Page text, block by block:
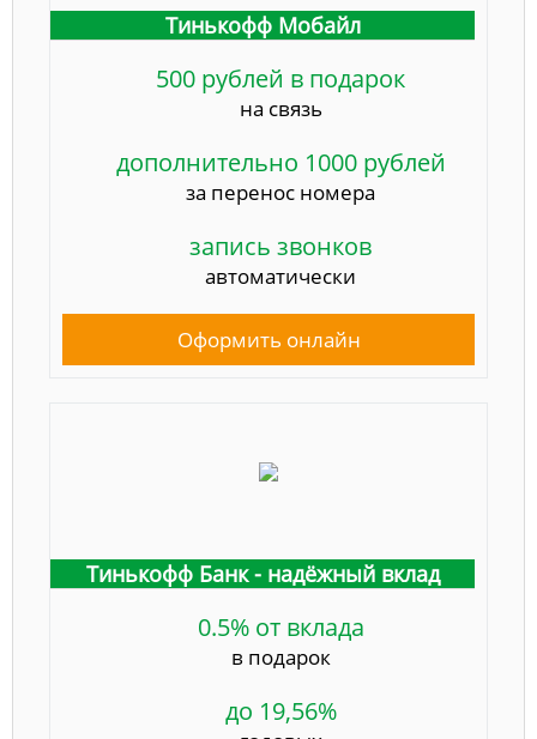
Тинькофф Мобайл
500 рублей в подарок
на связь
дополнительно 1000 рублей
за перенос номера
запись звонков
автоматически
Оформить онлайн
Тинькофф Банк - надёжный вклад
0.5% от вклада
в подарок
до 19,56%